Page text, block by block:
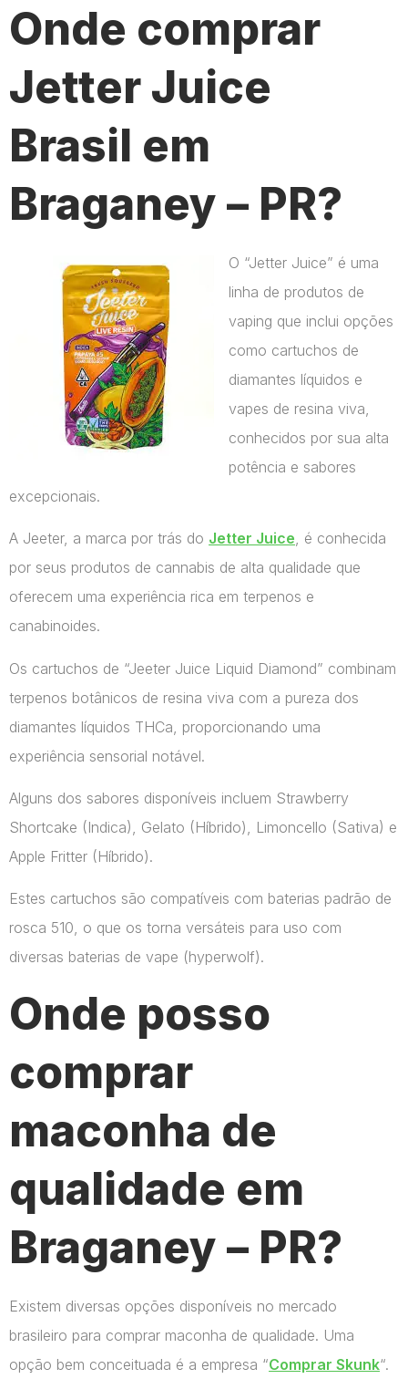
Onde comprar
Jetter Juice
Brasil em
Braganey – PR?
O “Jetter Juice” é uma
linha de produtos de
vaping que inclui opções
como cartuchos de
diamantes líquidos e
vapes de resina viva,
conhecidos por sua alta
potência e sabores
excepcionais.
A Jeeter, a marca por trás do Jetter Juice, é conhecida
por seus produtos de cannabis de alta qualidade que
oferecem uma experiência rica em terpenos e
canabinoides.
Os cartuchos de “Jeeter Juice Liquid Diamond” combinam
terpenos botânicos de resina viva com a pureza dos
diamantes líquidos THCa, proporcionando uma
experiência sensorial notável.
Alguns dos sabores disponíveis incluem Strawberry
Shortcake (Indica), Gelato (Híbrido), Limoncello (Sativa) e
Apple Fritter (Híbrido).
Estes cartuchos são compatíveis com baterias padrão de
rosca 510, o que os torna versáteis para uso com
diversas baterias de vape​ (hyperwolf)​.
Onde posso
comprar
maconha de
qualidade em
Braganey – PR?
Existem diversas opções disponíveis no mercado
brasileiro para comprar maconha de qualidade. Uma
opção bem conceituada é a empresa “Comprar Skunk“.